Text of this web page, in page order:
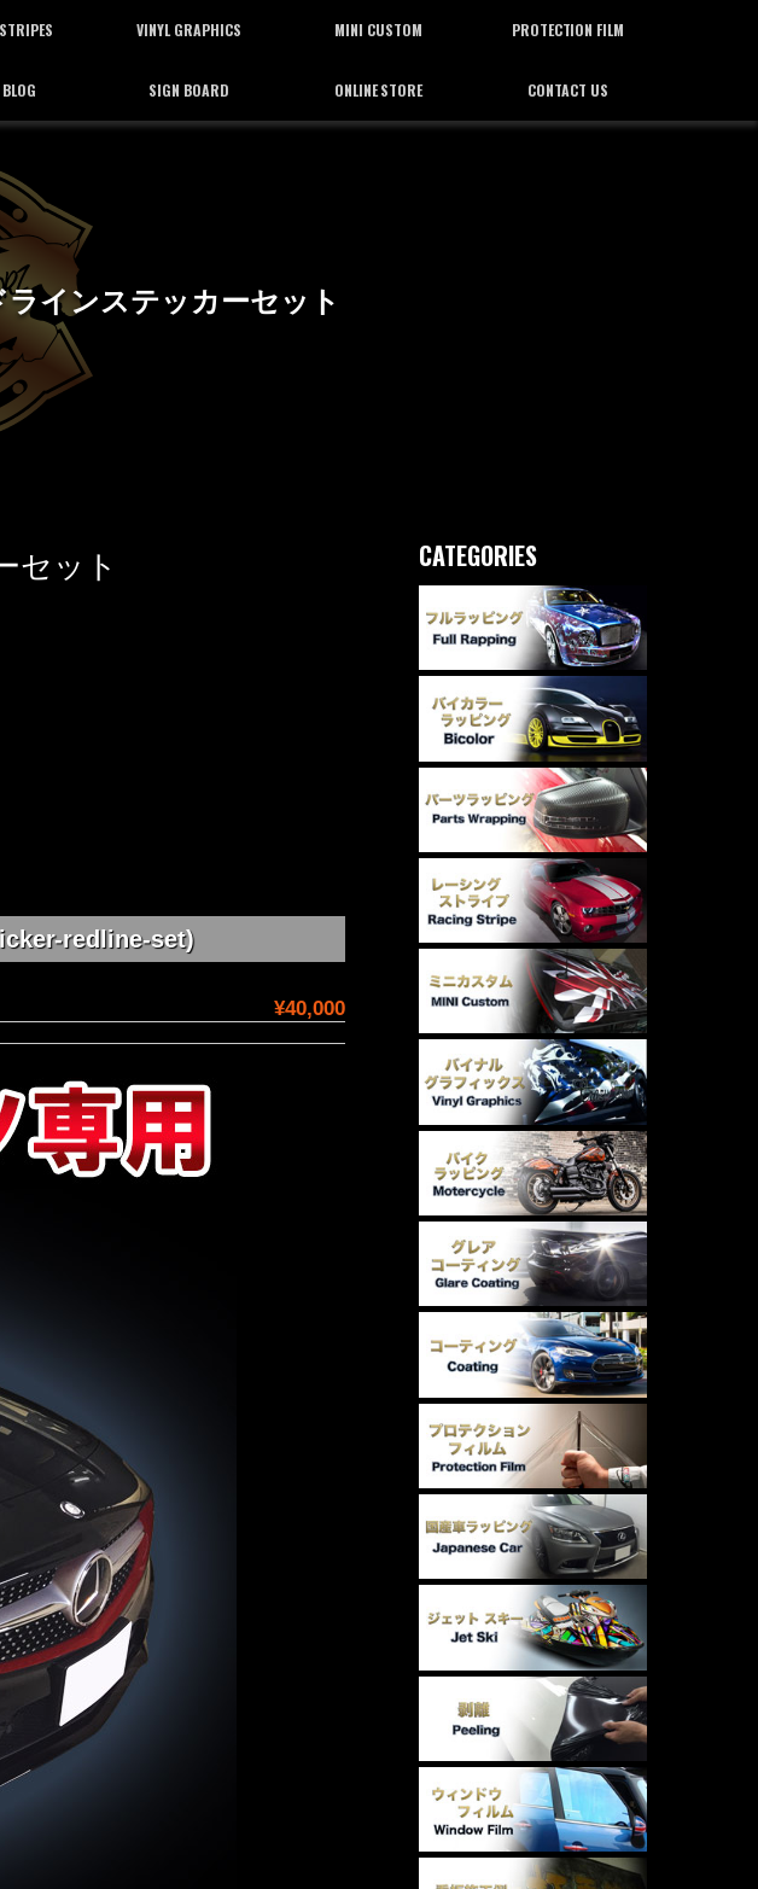
トライプ
VINYL GRAPHICS
バイナルグラフィックス
MINI CUSTOM
ミニカスタム
PROTECTION FILM
プロテクション フィルム
SIGN BOARD ONLINE STORE CONTACT US
インステッカーセット
セット
redline-set)
¥40,000
CATEGORIES